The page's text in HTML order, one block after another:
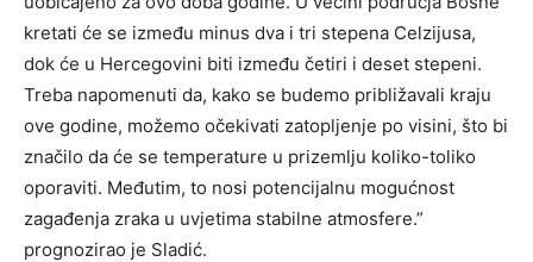
kretati će se između minus dva i tri stepena Celzijusa,
dok će u Hercegovini biti između četiri i deset stepeni.
Treba napomenuti da, kako se budemo približavali kraju
ove godine, možemo očekivati zatopljenje po visini, što bi
značilo da će se temperature u prizemlju koliko-toliko
oporaviti. Međutim, to nosi potencijalnu mogućnost
zagađenja zraka u uvjetima stabilne atmosfere.”
prognozirao je Sladić.